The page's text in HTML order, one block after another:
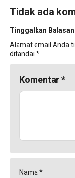
Tidak ada
Tinggalkan Balasan
Alamat email Anda
ditandai *
Komentar*
Nama*